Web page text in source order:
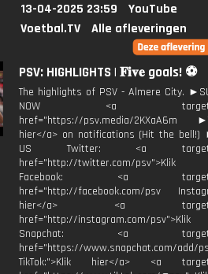
13-04-2025 23:59
YouTube
Voetbal.TV
Alle afleveringen
PSV: HIGHLIGHTS | 𝐅𝐢𝐯𝐞 goals! ⚽️
The highlights of PSV - Almere City.
NOW <a
href="https://psv.media/2KXaA6m
hier</a> on notifications (Hit the bell!)
US Twitter: <a
href="http://twitter.com/psv">Klik
Facebook: <a
href="http://facebook.com/psv
hier</a> <a
href="http://instagram.com/
Snapchat: <a
href="https://www.snapchat.com/add/
TikTok:">Klik hier</a> <a